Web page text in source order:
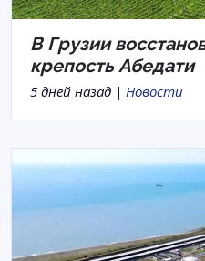
В Грузии
крепость Абедати
5 дней назад | Новости